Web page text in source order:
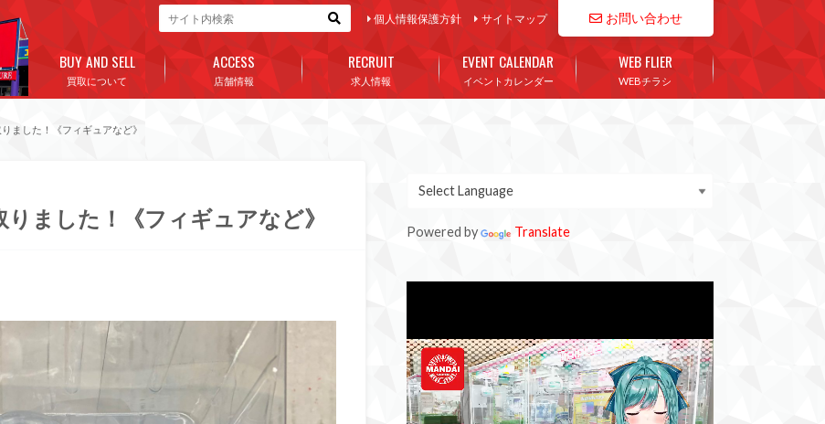
お問い合わせ
個人情報保護方針 サイトマップ
買取について
BUY AND SELL
店舗情報
ACCESS
求人情報
RECRUIT
イベントカレンダー
EVENT CALENDAR
WEBチラシ
WEB FLIER
ました！《フィギュアなど》
りました！《フィギュアなど》
Powered by Translate